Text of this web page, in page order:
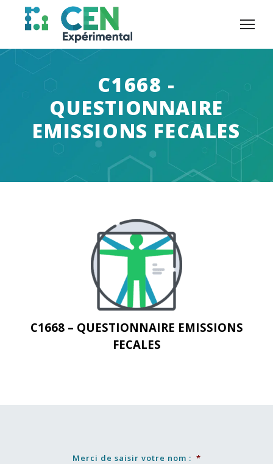
C1668 -
QUESTIONNAIRE
EMISSIONS FECALES
C1668 – QUESTIONNAIRE EMISSIONS
FECALES
Merci de saisir votre nom : *
Panneau de gestion des cookies